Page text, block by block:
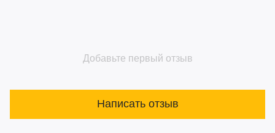
Добавьте первый отзыв
Написать отзыв